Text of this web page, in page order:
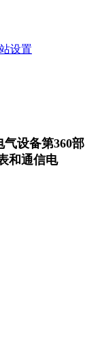
设置
气设备第360部
和通信电